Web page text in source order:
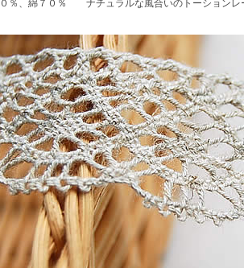
％、綿７０％ ナチュラルな風合いのトーションレ